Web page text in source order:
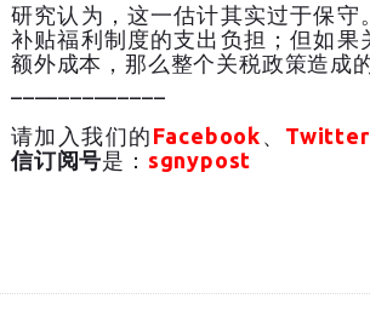
研究认为，这一估计其实过于保
补贴福利制度的支出负担；但如
额外成本，那么整个关税政策造成
请加入我们的 Facebook 、 Twitter
信订阅号是： sgnypost